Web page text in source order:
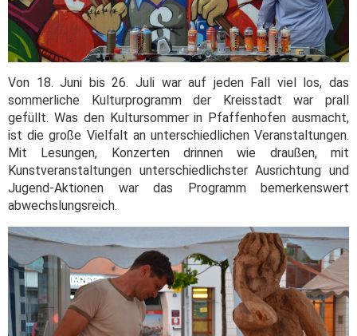
Von 18. Juni bis 26. Juli war auf jeden Fall viel los, das
sommerliche Kulturprogramm der Kreisstadt war prall
gefüllt. Was den Kultursommer in Pfaffenhofen ausmacht,
ist die große Vielfalt an unterschiedlichen Veranstaltungen.
Mit Lesungen, Konzerten drinnen wie draußen, mit
Kunstveranstaltungen unterschiedlichster Ausrichtung und
Jugend-Aktionen war das Programm bemerkenswert
abwechslungsreich.